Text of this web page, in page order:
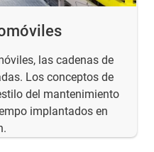
las cadenas de
Los conceptos de
del mantenimiento
implantados en